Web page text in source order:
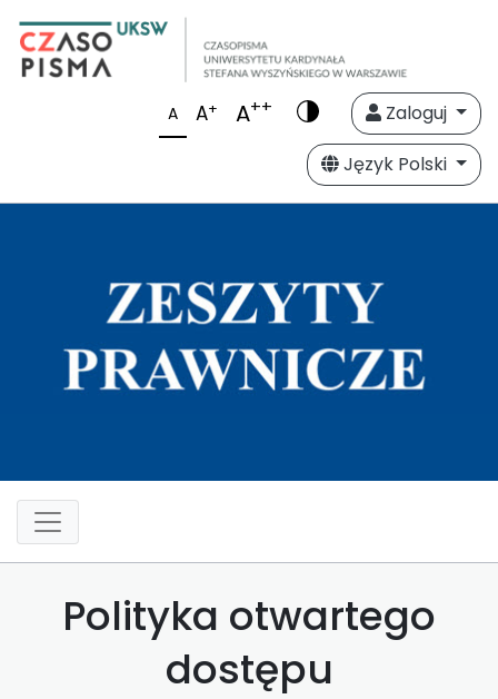
A A+ A++
Zaloguj
Język Polski
Polityka otwartego
dostępu